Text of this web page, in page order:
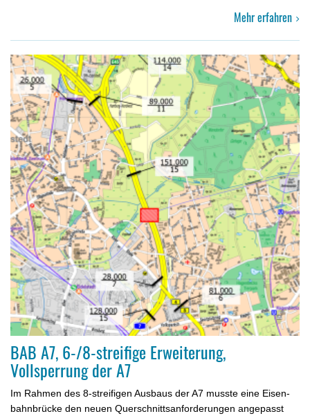
Mehr erfahren
BAB A7, 6-/8-streifige Erweiterung,
Vollsperrung der A7
Im Rahmen des 8-streifigen Ausbaus der A7 musste eine Eisen­
bahn­brücke den neuen Querschnittsanforderungen angepasst